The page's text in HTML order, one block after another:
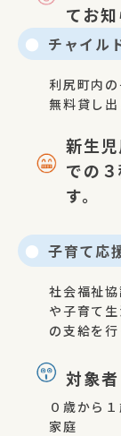
てお
チャイル
利尻町内
無料貸し出
新生
での
す。
子育て応
社会福祉
や子育て
の支給を行
対象者
０歳から
家庭